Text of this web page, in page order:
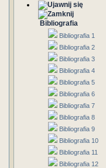
Bibliografia
Bibliografia 1
Bibliografia 2
Bibliografia 3
Bibliografia 4
Bibliografia 5
Bibliografia 6
Bibliografia 7
Bibliografia 8
Bibliografia 9
Bibliografia 10
Bibliografia 11
Bibliografia 12